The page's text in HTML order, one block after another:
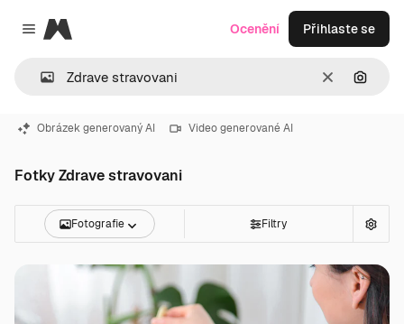
Close menu
Magnific
ZrušitHledat
Ocenění Přihlaste se
Obrázek generovaný AI Video generované AI
Fotky Zdrave stravovani
Fotografie Filtry